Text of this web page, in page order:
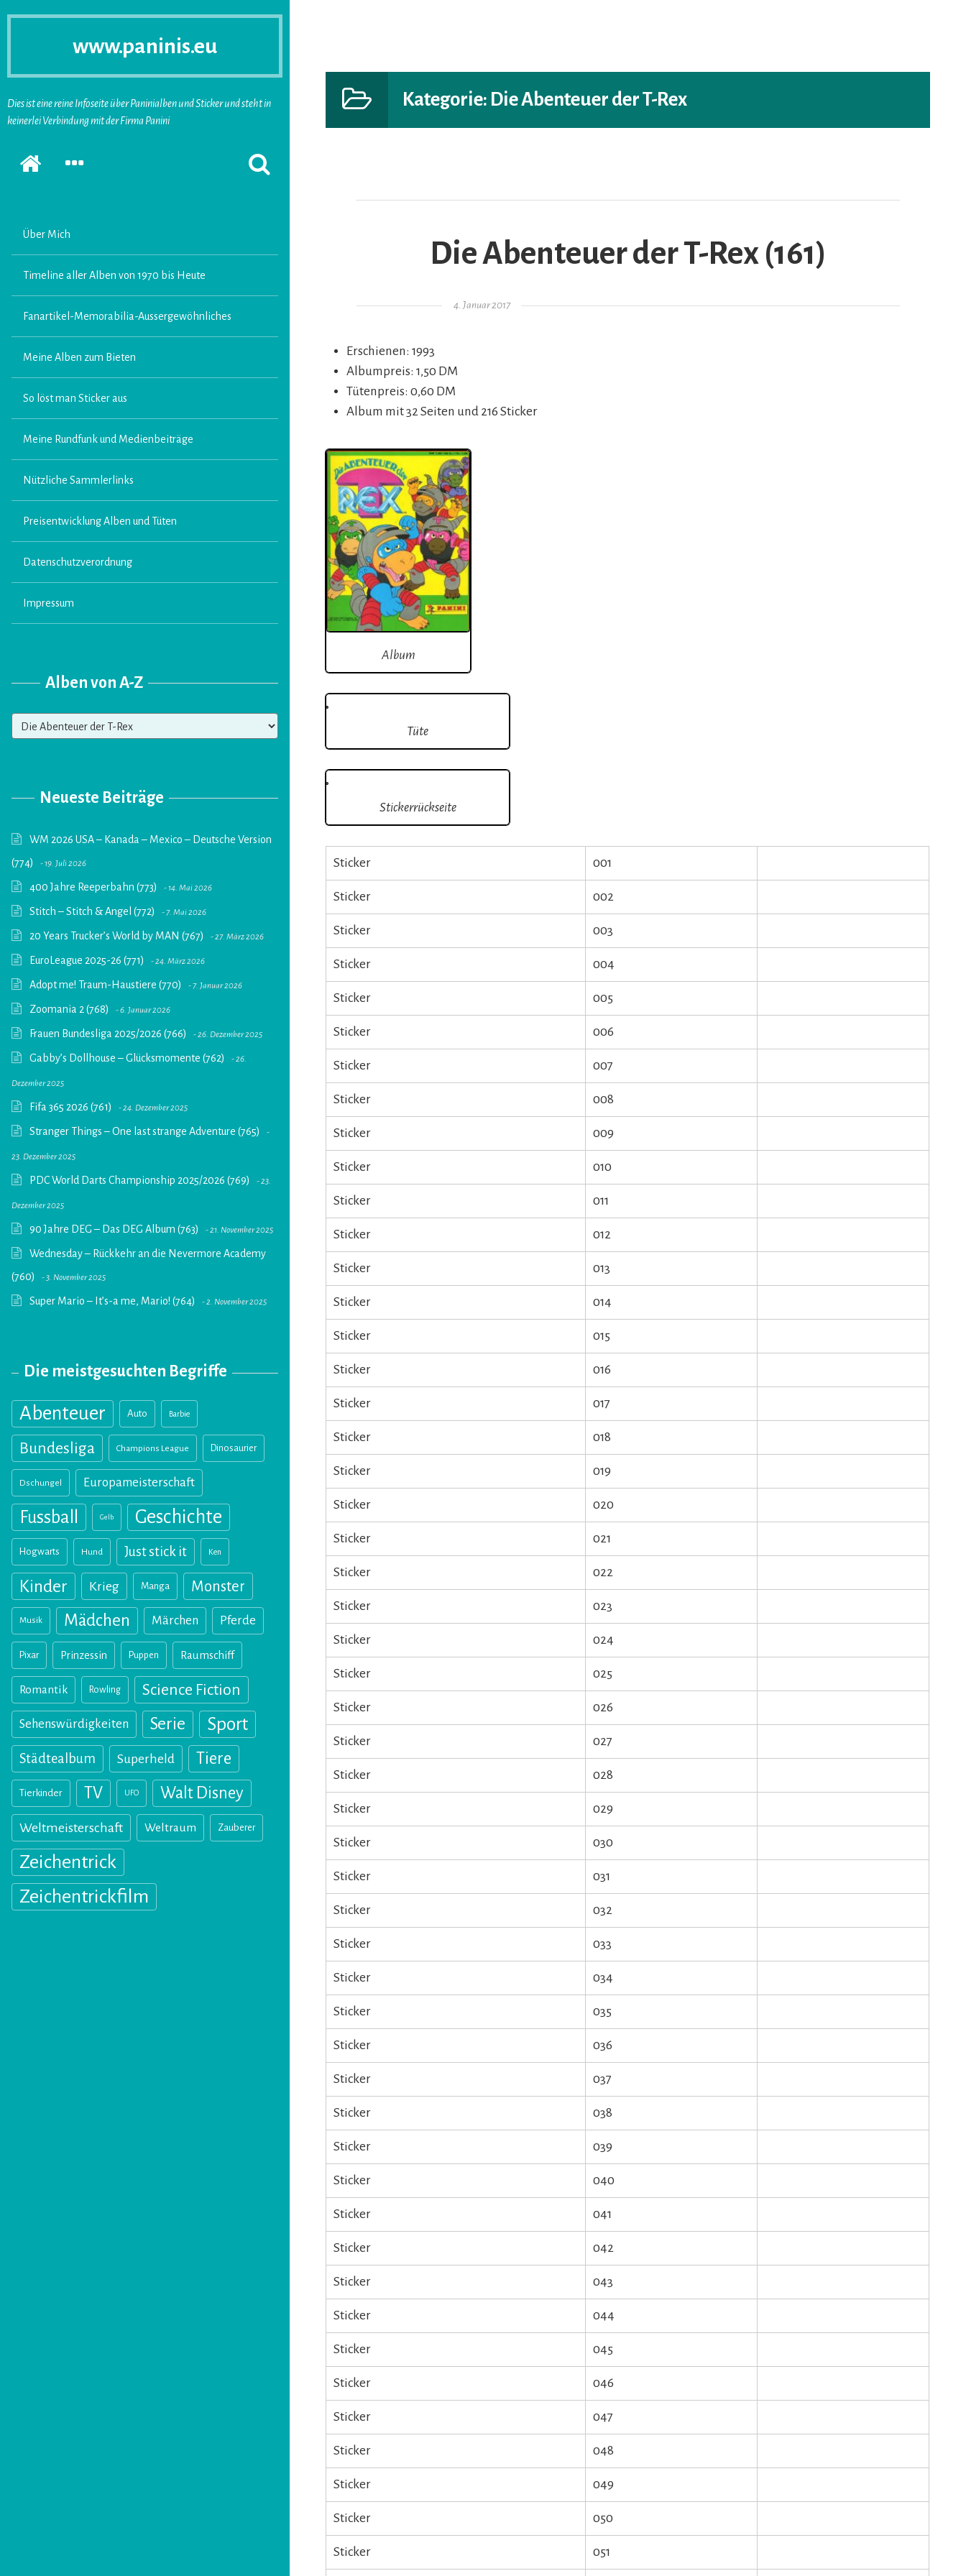
www.paninis.eu
Dies ist eine reine Infoseite über Paninialben und Sticker und steht in
keinerlei Verbindung mit der Firma Panini
Startseite
SEKUNDÄRE
SUCHFORMULAR
ERSCHEINEN
Über Mich
Timeline aller Alben von 1970 bis Heute
Fanartikel-Memorabilia-Aussergewöhnliches
Meine Alben zum Bieten
So löst man Sticker aus
Meine Rundfunk und Medienbeiträge
Nützliche Sammlerlinks
Preisentwicklung Alben und Tüten
Datenschutzverordnung
Impressum
Alben von A-Z
Alben
von
Neueste Beiträge
WM 2026 USA – Kanada – Mexico – Deutsche Version
(774)
19. Juli 2026
400 Jahre Reeperbahn (773) 14. Mai 2026
Stitch – Stitch & Angel (772) 7. Mai 2026
20 Years Trucker’s World by MAN (767) 27. März 2026
EuroLeague 2025-26 (771) 24. März 2026
Adopt me! Traum-Haustiere (770) 7. Januar 2026
Zoomania 2 (768) 6. Januar 2026
Frauen Bundesliga 2025/2026 (766) 26. Dezember 2025
Gabby’s Dollhouse – Glücksmomente (762) 26.
Dezember 2025
Fifa 365 2026 (761) 24. Dezember 2025
Stranger Things – One last strange Adventure (765)
23. Dezember 2025
PDC World Darts Championship 2025/2026 (769) 23.
Dezember 2025
90 Jahre DEG – Das DEG Album (763) 21. November 2025
Wednesday – Rückkehr an die Nevermore Academy
(760)
3. November 2025
Super Mario – It’s-a me, Mario! (764) 2. November 2025
Die meistgesuchten Begriffe
Abenteuer Auto Barbie
Bundesliga Champions League Dinosaurier
Dschungel Europameisterschaft
Fussball Gelb Geschichte
Hogwarts Hund Just stick it Ken
Kinder Krieg Manga Monster
Musik Mädchen Märchen Pferde
Pixar Prinzessin Puppen Raumschiff
Romantik Rowling Science Fiction
Sehenswürdigkeiten Serie Sport
Städtealbum Superheld Tiere
Tierkinder TV UFO Walt Disney
Weltmeisterschaft Weltraum Zauberer
Zeichentrick
Zeichentrickfilm
Kategorie: Die Abenteuer der T-Rex
Die Abenteuer der T-Rex (161)
Gepostet am
4. Januar 2017
Erschienen: 1993
Albumpreis: 1,50 DM
Tütenpreis: 0,60 DM
Album mit 32 Seiten und 216 Sticker
Album
Tüte
Stickerrückseite
Sticker 001
Sticker 002
Sticker 003
Sticker 004
Sticker 005
Sticker 006
Sticker 007
Sticker 008
Sticker 009
Sticker 010
Sticker 011
Sticker 012
Sticker 013
Sticker 014
Sticker 015
Sticker 016
Sticker 017
Sticker 018
Sticker 019
Sticker 020
Sticker 021
Sticker 022
Sticker 023
Sticker 024
Sticker 025
Sticker 026
Sticker 027
Sticker 028
Sticker 029
Sticker 030
Sticker 031
Sticker 032
Sticker 033
Sticker 034
Sticker 035
Sticker 036
Sticker 037
Sticker 038
Sticker 039
Sticker 040
Sticker 041
Sticker 042
Sticker 043
Sticker 044
Sticker 045
Sticker 046
Sticker 047
Sticker 048
Sticker 049
Sticker 050
Sticker 051